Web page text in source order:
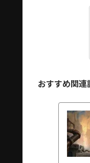
おすすめ関連